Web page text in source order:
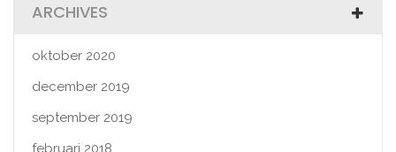
ARCHIVES
oktober 2020
december 2019
september 2019
februari 2018